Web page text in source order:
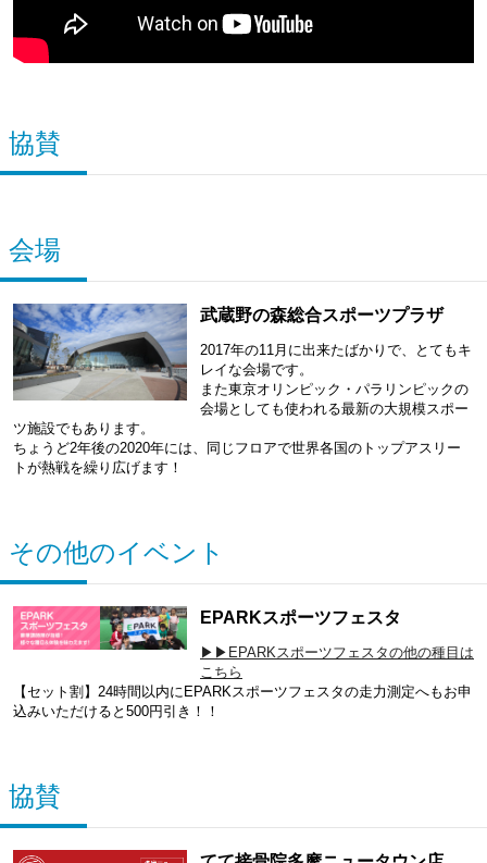
協賛
会場
武蔵野の森総合スポーツプラザ
2017年の11月に出来たばかりで、とてもキ
レイな会場です。
また東京オリンピック・パラリンピックの
会場としても使われる最新の大規模スポー
ツ施設でもあります。
ちょうど2年後の2020年には、同じフロアで世界各国のトップアスリー
トが熱戦を繰り広げます！
その他のイベント
EPARKスポーツフェスタ
▶▶EPARKスポーツフェスタの他の種目は
こちら
【セット割】24時間以内にEPARKスポーツフェスタの走力測定へもお申
込みいただけると500円引き！！
協賛